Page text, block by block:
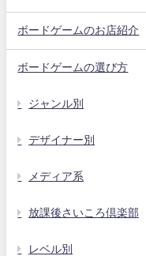
ボードゲームのお店紹介
ボードゲームの選び方
ジャンル別
デザイナー別
メディア系
放課後さいころ倶楽部
レベル別